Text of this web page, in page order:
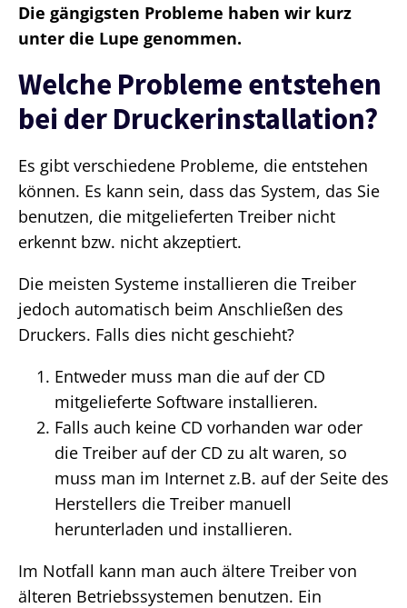
Die gängigsten Probleme haben wir kurz
unter die Lupe genommen.
Welche Probleme entstehen
bei der Druckerinstallation?
Es gibt verschiedene Probleme, die entstehen
können. Es kann sein, dass das System, das Sie
benutzen, die mitgelieferten Treiber nicht
erkennt bzw. nicht akzeptiert.
Die meisten Systeme installieren die Treiber
jedoch automatisch beim Anschließen des
Druckers. Falls dies nicht geschieht?
Entweder muss man die auf der CD
mitgelieferte Software installieren.
Falls auch keine CD vorhanden war oder
die Treiber auf der CD zu alt waren, so
muss man im Internet z.B. auf der Seite des
Herstellers die Treiber manuell
herunterladen und installieren.
Im Notfall kann man auch ältere Treiber von
älteren Betriebssystemen benutzen. Ein